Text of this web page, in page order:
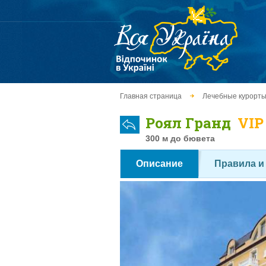
Главная страница Лечебные курорты
Роял Гранд VIP
300 м до бювета
Описание Правила и